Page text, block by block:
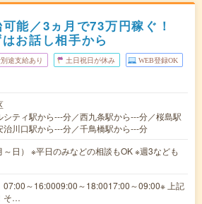
能／3ヵ月で73万円稼ぐ！
お話し相手から
途支給あり 土日祝日が休み WEB登録OK
シティ駅から---分／西九条駅から---分／桜島駅
治川口駅から---分／千鳥橋駅から---分
～日） ※平日のみなどの相談もOK ※週3なども
07:00～16:0009:00～18:0017:00～09:00※ 上記
そ…